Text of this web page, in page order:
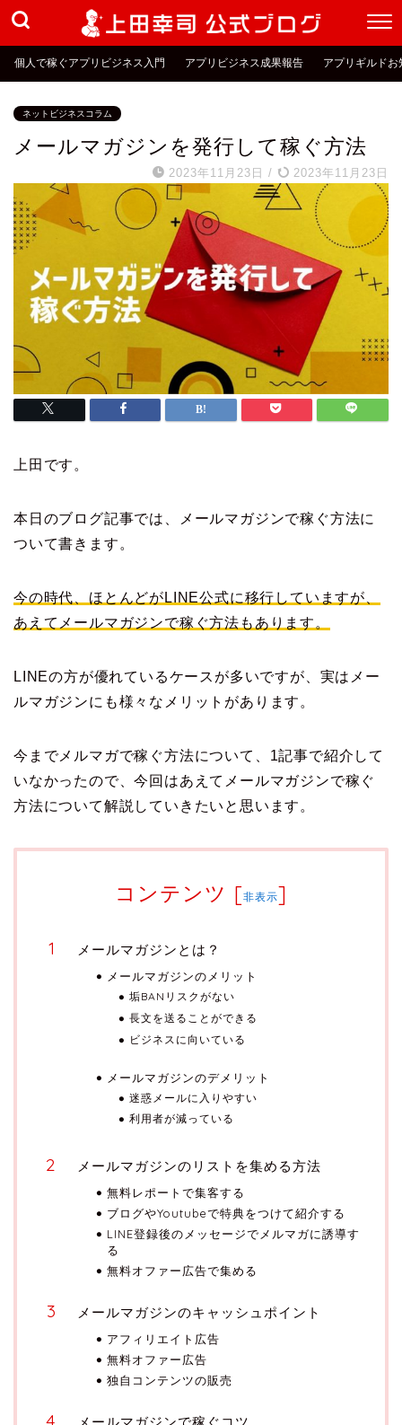
個人で稼ぐアプリビジネス入門 アプリビジネス成果報告 アプリギルドお
ネットビジネスコラム
メールマガジンを発行して稼ぐ方法
2023年11月23日 / 2023年11月23日
上田です。
本日のブログ記事では、メールマガジンで稼ぐ方法に
ついて書きます。
今の時代、ほとんどがLINE公式に移行していますが、
あえてメールマガジンで稼ぐ方法もあります。
LINEの方が優れているケースが多いですが、実はメー
ルマガジンにも様々なメリットがあります。
今までメルマガで稼ぐ方法について、1記事で紹介して
いなかったので、今回はあえてメールマガジンで稼ぐ
方法について解説していきたいと思います。
コンテンツ [非表示]
メールマガジンとは？
メールマガジンのメリット
垢BANリスクがない
長文を送ることができる
ビジネスに向いている
メールマガジンのデメリット
迷惑メールに入りやすい
利用者が減っている
メールマガジンのリストを集める方法
無料レポートで集客する
ブログやYoutubeで特典をつけて紹介する
LINE登録後のメッセージでメルマガに誘導す
る
無料オファー広告で集める
メールマガジンのキャッシュポイント
アフィリエイト広告
無料オファー広告
独自コンテンツの販売